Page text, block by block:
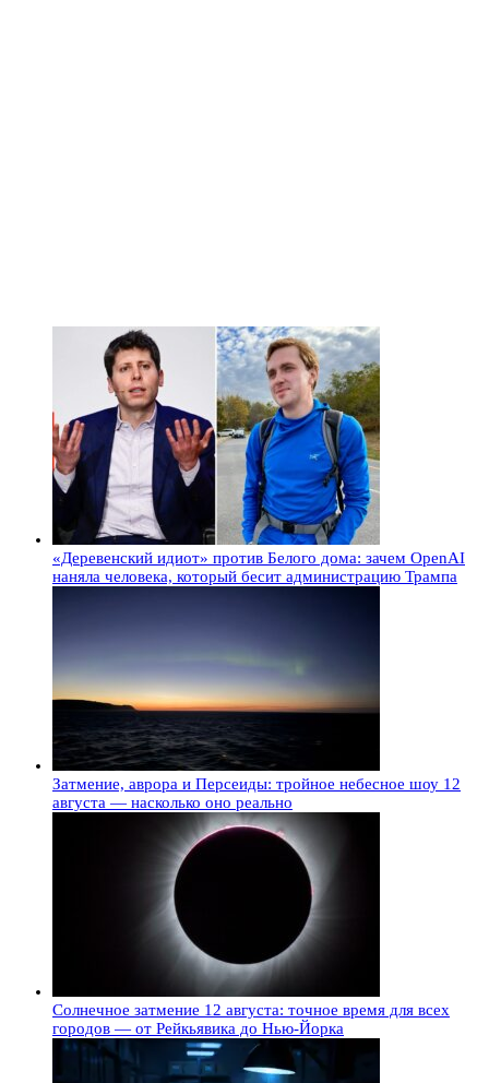
«Деревенский идиот» против Белого дома: зачем OpenAI
наняла человека, который бесит администрацию Трампа
Затмение, аврора и Персеиды: тройное небесное шоу 12
августа — насколько оно реально
Солнечное затмение 12 августа: точное время для всех
городов — от Рейкьявика до Нью-Йорка